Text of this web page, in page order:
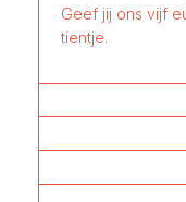
Geef jij ons vijf
tientje.